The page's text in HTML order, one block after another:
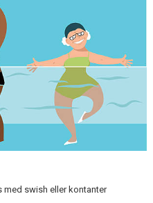
swish eller kontanter